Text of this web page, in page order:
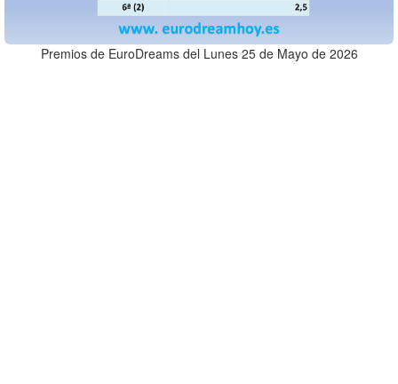
Premios de EuroDreams del Lunes 25 de Mayo de 2026